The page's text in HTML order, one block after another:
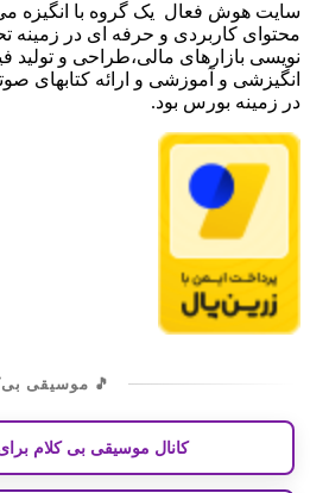
سایت هوش فعال یک گروه با انگیزه
محتوای کاربردی و حرفه ای در زمینه
نویسی بازارهای مالی،طراحی و تولید
انگیزشی و آموزشی و ارائه کتابهای
در زمینه بورس بود.
🎵 موسیقی
کانال موسیقی بی کلام